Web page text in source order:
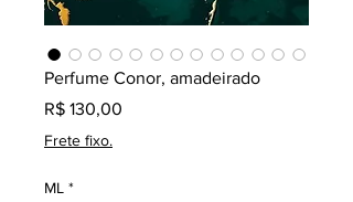
Perfume Conor, amadeirado
R$ 130,00
Frete fixo.
ML *